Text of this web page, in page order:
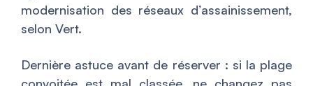
modernisation des réseaux d’assainissement,
selon Vert.
Dernière astuce avant de réserver : si la plage